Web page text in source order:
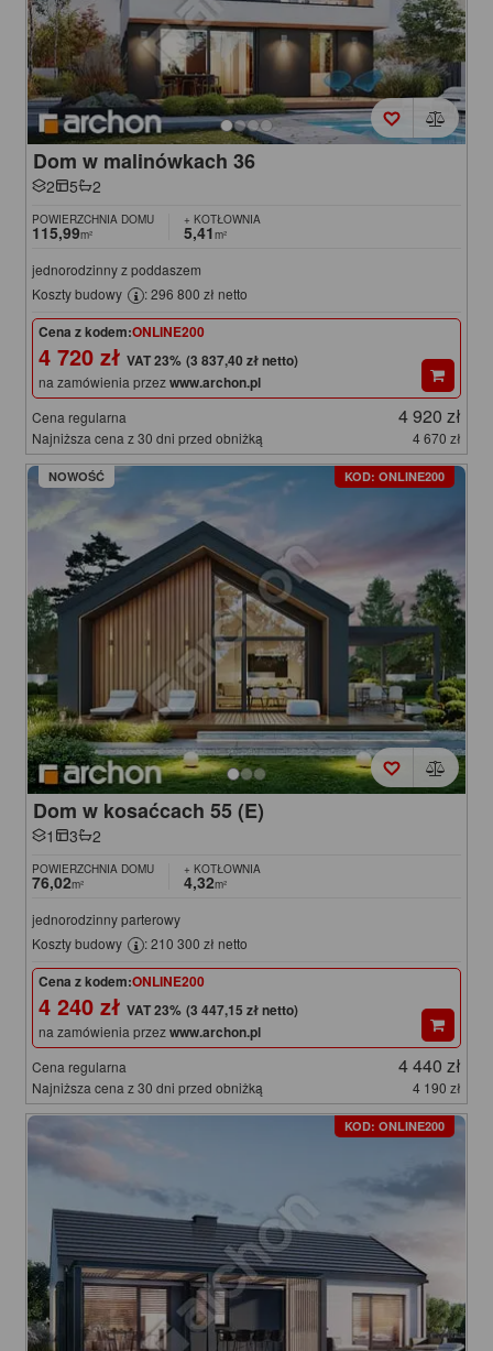
Dom w malinówkach 36
2 5 2
POWIERZCHNIA DOMU
115,99m²
+ KOTŁOWNIA
5,41m²
jednorodzinny z poddaszem
Koszty budowy
: 296 800 zł netto
Cena z kodem:ONLINE200
4 720 zł (3 837,40 zł netto)
na zamówienia przezwww.archon.pl
Cena regularna 4 920 zł
Najniższa cena z 30 dni przed obniżką 4 670 zł
NOWOŚĆ KOD: ONLINE200
Dom w kosaćcach 55 (E)
1 3 2
POWIERZCHNIA DOMU
76,02m²
+ KOTŁOWNIA
4,32m²
jednorodzinny parterowy
Koszty budowy
: 210 300 zł netto
Cena z kodem:ONLINE200
4 240 zł (3 447,15 zł netto)
na zamówienia przezwww.archon.pl
Cena regularna 4 440 zł
Najniższa cena z 30 dni przed obniżką 4 190 zł
KOD: ONLINE200